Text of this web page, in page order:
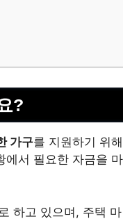
?
가구를 지원하기 위
에서 필요한 자금을
하고 있으며, 주택